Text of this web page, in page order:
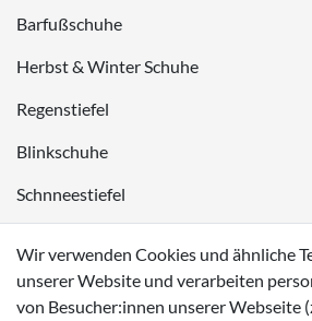
Barfußschuhe
Herbst & Winter Schuhe
Regenstiefel
Blinkschuhe
Schnneestiefel
Sneaker
Wir verwenden Cookies und ähnliche
unserer Website und verarbeiten
von Besucher:innen unserer Webseite